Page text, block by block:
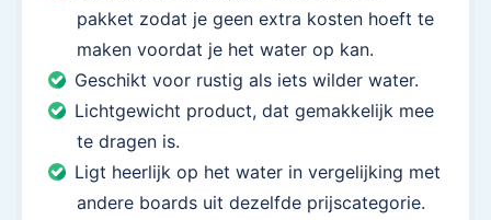
pakket zodat je geen extra kosten hoeft te
maken voordat je het water op kan.
Geschikt voor rustig als iets wilder water.
Lichtgewicht product, dat gemakkelijk mee
te dragen is.
Ligt heerlijk op het water in vergelijking met
andere boards uit dezelfde prijscategorie.